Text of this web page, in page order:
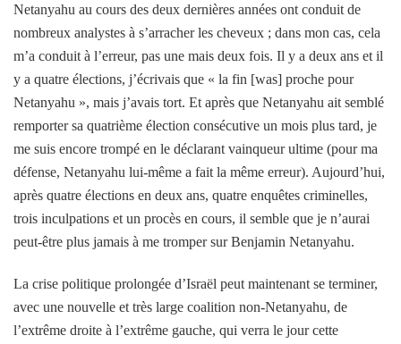
Netanyahu au cours des deux dernières années ont conduit de
nombreux analystes à s’arracher les cheveux ; dans mon cas, cela
m’a conduit à l’erreur, pas une mais deux fois. Il y a deux ans et il
y a quatre élections, j’écrivais que « la fin [was] proche pour
Netanyahu », mais j’avais tort. Et après que Netanyahu ait semblé
remporter sa quatrième élection consécutive un mois plus tard, je
me suis encore trompé en le déclarant vainqueur ultime (pour ma
défense, Netanyahu lui-même a fait la même erreur). Aujourd’hui,
après quatre élections en deux ans, quatre enquêtes criminelles,
trois inculpations et un procès en cours, il semble que je n’aurai
peut-être plus jamais à me tromper sur Benjamin Netanyahu.
La crise politique prolongée d’Israël peut maintenant se terminer,
avec une nouvelle et très large coalition non-Netanyahu, de
l’extrême droite à l’extrême gauche, qui verra le jour cette